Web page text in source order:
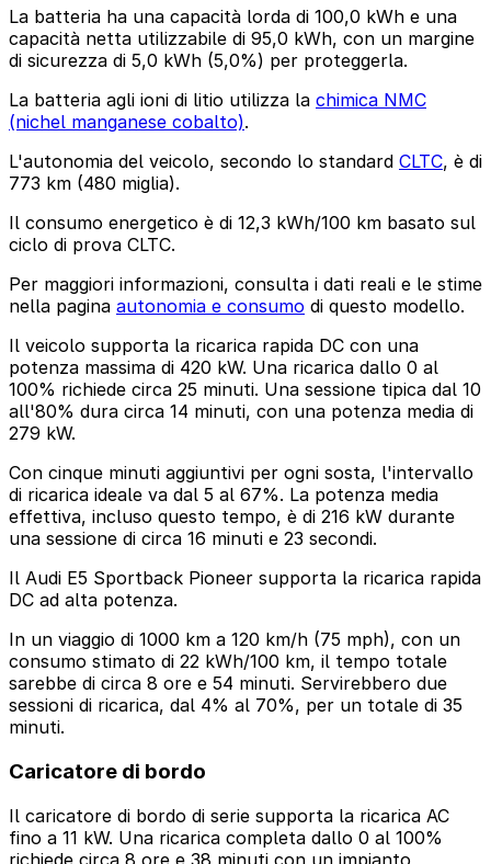
La batteria ha una capacità lorda di 100,0 kWh e una
capacità netta utilizzabile di 95,0 kWh, con un margine
di sicurezza di 5,0 kWh (5,0%) per proteggerla.
La batteria agli ioni di litio utilizza la chimica NMC
(nichel manganese cobalto).
L'autonomia del veicolo, secondo lo standard CLTC, è di
773 km (480 miglia).
Il consumo energetico è di 12,3 kWh/100 km basato sul
ciclo di prova CLTC.
Per maggiori informazioni, consulta i dati reali e le stime
nella pagina autonomia e consumo di questo modello.
Il veicolo supporta la ricarica rapida DC con una
potenza massima di 420 kW. Una ricarica dallo 0 al
100% richiede circa 25 minuti. Una sessione tipica dal 10
all'80% dura circa 14 minuti, con una potenza media di
279 kW.
Con cinque minuti aggiuntivi per ogni sosta, l'intervallo
di ricarica ideale va dal 5 al 67%. La potenza media
effettiva, incluso questo tempo, è di 216 kW durante
una sessione di circa 16 minuti e 23 secondi.
Il Audi E5 Sportback Pioneer supporta la ricarica rapida
DC ad alta potenza.
In un viaggio di 1000 km a 120 km/h (75 mph), con un
consumo stimato di 22 kWh/100 km, il tempo totale
sarebbe di circa 8 ore e 54 minuti. Servirebbero due
sessioni di ricarica, dal 4% al 70%, per un totale di 35
minuti.
Caricatore di bordo
Il caricatore di bordo di serie supporta la ricarica AC
fino a 11 kW. Una ricarica completa dallo 0 al 100%
richiede circa 8 ore e 38 minuti con un impianto